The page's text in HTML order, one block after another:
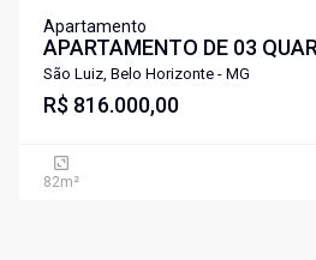
Apartamento
APARTAMENTO DE 03
SUITE AREA LAZER
PROXIMO A LAGOA DA
São Luiz, Belo Horizonte - MG
R$ 816.000,00
82m²